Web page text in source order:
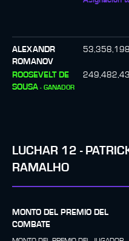
ALEXANDR
ROMANOV
53,358,198
ROOSEVELT DE
SOUSA - GANADOR
LUCHAR 12 -
RAMALHO
MONTO DEL PREMIO DEL
COMBATE